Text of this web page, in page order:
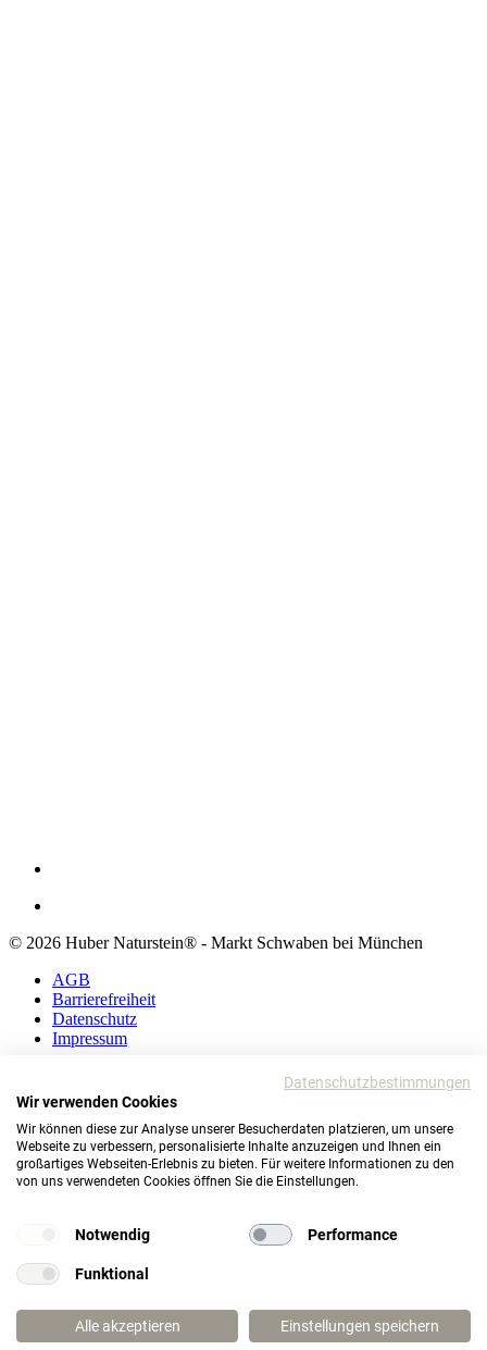
© 2026 Huber Naturstein® - Markt Schwaben bei München
AGB
Barrierefreiheit
Datenschutz
Impressum
Barrierefreiheit
Impressum
© 2026 Huber Naturstein®
Markt Schwaben bei München
Datenschutzbestimmungen
Wir verwenden Cookies
Wir können diese zur Analyse unserer Besucherdaten platzieren, um unsere
Webseite zu verbessern, personalisierte Inhalte anzuzeigen und Ihnen ein
großartiges Webseiten-Erlebnis zu bieten. Für weitere Informationen zu den
von uns verwendeten Cookies öffnen Sie die Einstellungen.
Notwendig Performance
Funktional
Alle akzeptieren Einstellungen speichern